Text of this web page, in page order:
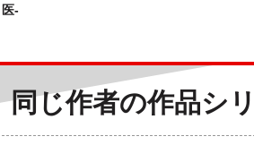
医-
同じ作者の作品シ